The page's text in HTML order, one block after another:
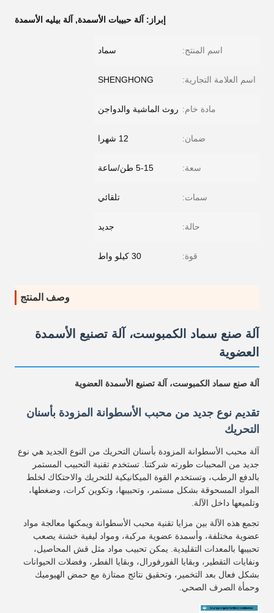
إبراز: آلة حبيبات الأسمدة, آلة بيليه الأسمدة
اسم المنتج: سماد
اسم العلامة التجارية: SHENGHONG
مادة خام: روث الماشية والدواجن
ضمان: 12 شهرا
سعة: 5-15 طن/ساعة
سمات: تلقائي
حالة: جديد
قوة: 30 كيلو واط
وصف المنتج
آلة صنع سماد الكمبوست، آلة تصنيع الأسمدة
العضوية
آلة صنع سماد الكمبوست، آلة تصنيع الأسمدة العضوية
تقديم نوع جديد من محبب الأسطوانة المزودة بأسنان
التحريك
آلة محبب الأسطوانة المزودة بأسنان التحريك من النوع الجديد هي نوع
جديد من المحببات طورته شركتنا. تستخدم تقنية التحبيب المستمر
بالدفع الرطب، وتستخدم القوة الميكانيكية للتحريك والاحتكاك لخلط
المواد المسحوقة بشكل مستمر، وتحبيبها، وتكوين كرات، وضغطها،
وتلميعها داخل الآلة.
تجمع هذه الآلة بين مزايا تقنية محبب الأسطوانة ويمكنها معالجة مواد
عضوية مختلفة، وأسمدة عضوية مركبة، ومواد ليفية خشنة يصعب
تحبيبها بالمعدات التقليدية. يمكن تحبيب مواد مثل قش المحاصيل،
ونفايات التقطير، وبقايا الفورفورال، وبقايا الفطر، وفضلات الحيوانات
بشكل فعال بعد التخمير، وتحقيق نتائج ممتازة مع حمض الهيوميك
وحمأة الصرف الصحي.